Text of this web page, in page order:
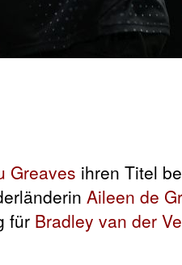
Greaves ihren Titel
Aileen de
für Bradley van der